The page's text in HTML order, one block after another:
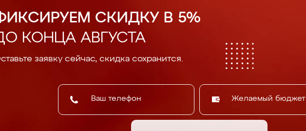
СКИДКУ В 5%
КОНЦА АВГУСТА
заявку сейчас, скидка сохранится.
Желаемый бюджет